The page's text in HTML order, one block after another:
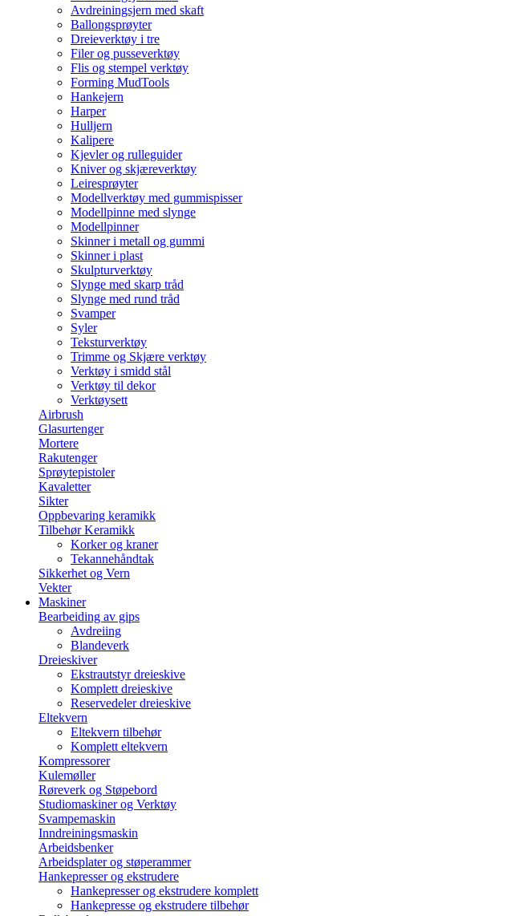
Avdreiningsjern med skaft
Ballongsprøyter
Dreieverktøy i tre
Filer og pusseverktøy
Flis og stempel verktøy
Forming MudTools
Hankejern
Harper
Hulljern
Kalipere
Kjevler og rulleguider
Kniver og skjæreverktøy
Leiresprøyter
Modellverktøy med gummispisser
Modellpinne med slynge
Modellpinner
Skinner i metall og gummi
Skinner i plast
Skulpturverktøy
Slynge med skarp tråd
Slynge med rund tråd
Svamper
Syler
Teksturverktøy
Trimme og Skjære verktøy
Verktøy i smidd stål
Verktøy til dekor
Verktøysett
Airbrush
Glasurtenger
Mortere
Rakutenger
Sprøytepistoler
Kavaletter
Sikter
Oppbevaring keramikk
Tilbehør Keramikk
Korker og kraner
Tekannehåndtak
Sikkerhet og Vern
Vekter
Maskiner
Bearbeiding av gips
Avdreiing
Blandeverk
Dreieskiver
Ekstrautstyr dreieskive
Komplett dreieskive
Reservedeler dreieskive
Eltekvern
Eltekvern tilbehør
Komplett eltekvern
Kompressorer
Kulemøller
Røreverk og Støpebord
Studiomaskiner og Verktøy
Svampemaskin
Inndreiningsmaskin
Arbeidsbenker
Arbeidsplater og støperammer
Hankepresser og ekstrudere
Hankepresser og ekstrudere komplett
Hankepresse og ekstrudere tilbehør